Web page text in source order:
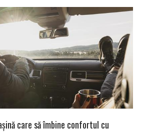
care să îmbine confortul cu